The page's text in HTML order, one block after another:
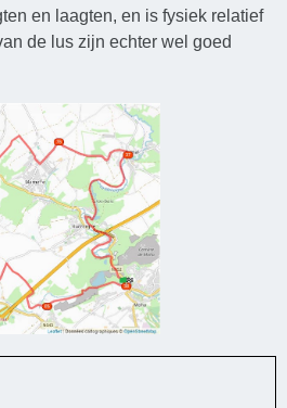
en laagten, en is fysiek relatief
de lus zijn echter wel goed